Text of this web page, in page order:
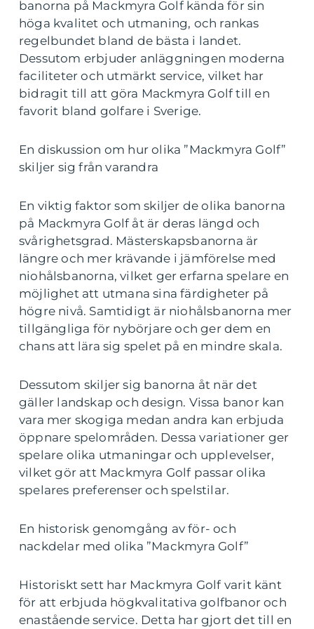
banorna på Mackmyra Golf kända för sin
höga kvalitet och utmaning, och rankas
regelbundet bland de bästa i landet.
Dessutom erbjuder anläggningen moderna
faciliteter och utmärkt service, vilket har
bidragit till att göra Mackmyra Golf till en
favorit bland golfare i Sverige.
En diskussion om hur olika ”Mackmyra Golf”
skiljer sig från varandra
En viktig faktor som skiljer de olika banorna
på Mackmyra Golf åt är deras längd och
svårighetsgrad. Mästerskapsbanorna är
längre och mer krävande i jämförelse med
niohålsbanorna, vilket ger erfarna spelare en
möjlighet att utmana sina färdigheter på
högre nivå. Samtidigt är niohålsbanorna mer
tillgängliga för nybörjare och ger dem en
chans att lära sig spelet på en mindre skala.
Dessutom skiljer sig banorna åt när det
gäller landskap och design. Vissa banor kan
vara mer skogiga medan andra kan erbjuda
öppnare spelområden. Dessa variationer ger
spelare olika utmaningar och upplevelser,
vilket gör att Mackmyra Golf passar olika
spelares preferenser och spelstilar.
En historisk genomgång av för- och
nackdelar med olika ”Mackmyra Golf”
Historiskt sett har Mackmyra Golf varit känt
för att erbjuda högkvalitativa golfbanor och
enastående service. Detta har gjort det till en